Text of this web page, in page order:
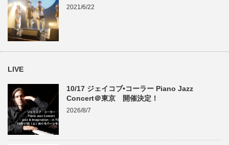
2021/6/22
LIVE
10/17 ジェイコブ•コーラー Piano Jazz
Concert＠東京 開催決定！
2026/8/7